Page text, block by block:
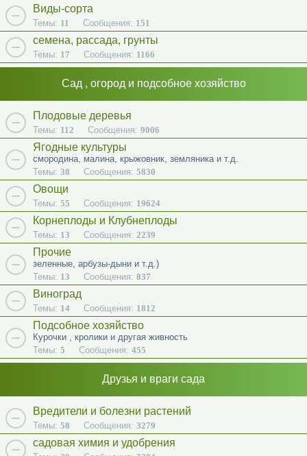
Виды-сорта
Темы: 11 Сообщения: 151
семена, рассада, грунты
Темы: 17 Сообщения: 1166
Сад , огород и подсобное хозяйство
Плодовые деревья
Темы: 112 Сообщения: 9006
Ягодные культуры
смородина, малина, крыжовник, земляника и т.д.
Темы: 38 Сообщения: 5830
Овощи
Темы: 55 Сообщения: 19624
Корнеплоды и Клубнеплоды
Темы: 13 Сообщения: 2239
Прочие
зеленные, арбузы-дыни и т.д.)
Темы: 13 Сообщения: 837
Виноград
Темы: 14 Сообщения: 1812
Подсобное хозяйство
Курочки , кролики и другая живность
Темы: 5 Сообщения: 455
Друзья и враги сада
Вредители и болезни растений
Темы: 58 Сообщения: 3279
садовая химия и удобрения